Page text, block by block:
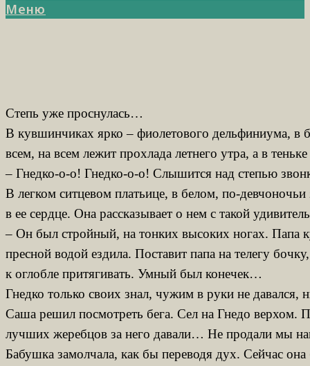
Меню
Степь уже проснулась…
В кувшинчиках ярко – фиолетового дельфиниума, в
всем, на всем лежит прохлада летнего утра, а в
– Гнедко-о-о! Гнедко-о-о! Слышится над степью
В легком ситцевом платьице, в белом, по-
в ее сердце. Она рассказывает о нем с такой
– Он был стройный, на тонких высоких ногах. Папа
пресной водой ездила. Поставит папа на телегу
к оглобле притягивать. Умный был конечек…
Гнедко только своих знал, чужим в руки не
Саша решил посмотреть бега. Сел на Гнедо верхом.
лучших жеребцов за него давали… Не продали мы
Бабушка замолчала, как бы переводя дух. Сейчас